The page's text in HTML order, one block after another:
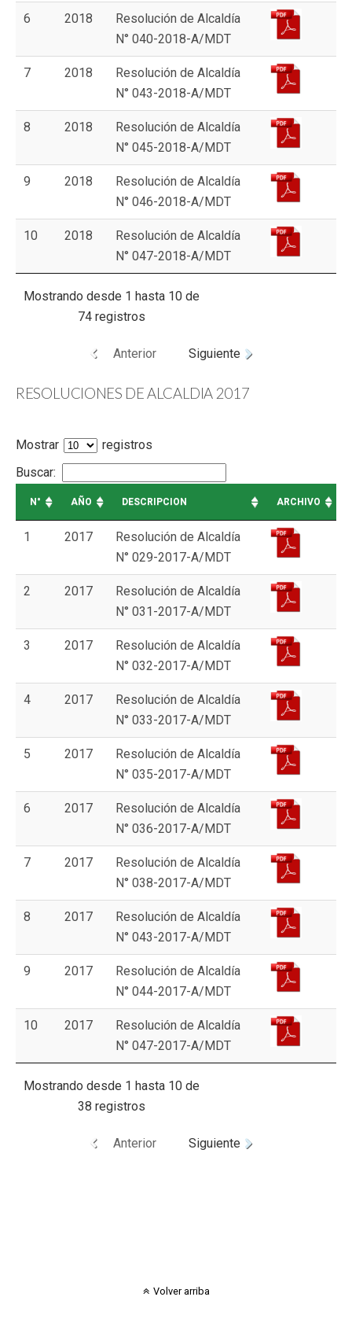
6 2018
Resolución de Alcaldía
N° 040-2018-A/MDT
7 2018
Resolución de Alcaldía
N° 043-2018-A/MDT
8 2018
Resolución de Alcaldía
N° 045-2018-A/MDT
9 2018
Resolución de Alcaldía
N° 046-2018-A/MDT
10 2018
Resolución de Alcaldía
N° 047-2018-A/MDT
Mostrando desde 1 hasta 10 de
74 registros
Anterior Siguiente
RESOLUCIONES DE ALCALDIA 2017
Mostrar
registros
Buscar:
N° AÑO DESCRIPCION ARCHIVO
1 2017
Resolución de Alcaldía
N° 029-2017-A/MDT
2 2017
Resolución de Alcaldía
N° 031-2017-A/MDT
3 2017
Resolución de Alcaldía
N° 032-2017-A/MDT
4 2017
Resolución de Alcaldía
N° 033-2017-A/MDT
5 2017
Resolución de Alcaldía
N° 035-2017-A/MDT
6 2017
Resolución de Alcaldía
N° 036-2017-A/MDT
7 2017
Resolución de Alcaldía
N° 038-2017-A/MDT
8 2017
Resolución de Alcaldía
N° 043-2017-A/MDT
9 2017
Resolución de Alcaldía
N° 044-2017-A/MDT
10 2017
Resolución de Alcaldía
N° 047-2017-A/MDT
Mostrando desde 1 hasta 10 de
38 registros
Anterior Siguiente
Volver arriba